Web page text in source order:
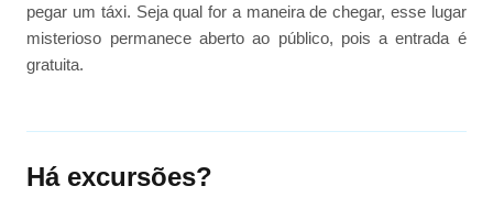
pegar um táxi. Seja qual for a maneira de chegar, esse lugar
misterioso permanece aberto ao público, pois a entrada é
gratuita.
Há excursões?